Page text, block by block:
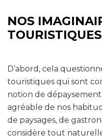
NOS
TOURISTIQUES
D’abord, cela
touristiques qui sont
notion de
agréable de nos
de paysages, de
considère tout